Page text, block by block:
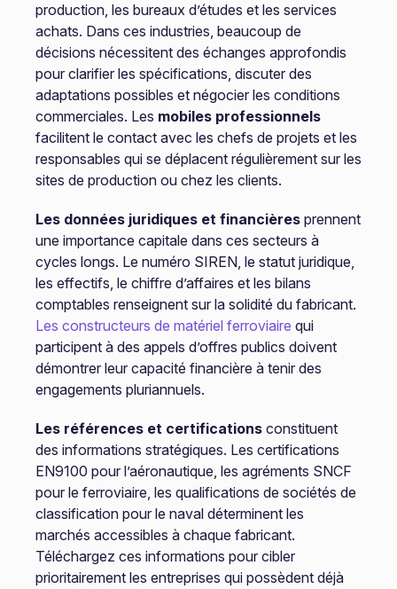
production, les bureaux d’études et les services
achats. Dans ces industries, beaucoup de
décisions nécessitent des échanges approfondis
pour clarifier les spécifications, discuter des
adaptations possibles et négocier les conditions
commerciales. Les mobiles professionnels
facilitent le contact avec les chefs de projets et les
responsables qui se déplacent régulièrement sur les
sites de production ou chez les clients.
Les données juridiques et financièresprennent
une importance capitale dans ces secteurs à
cycles longs. Le numéro SIREN, le statut juridique,
les effectifs, le chiffre d’affaires et les bilans
comptables renseignent sur la solidité du fabricant.
Les constructeurs de matériel ferroviaire qui
participent à des appels d’offres publics doivent
démontrer leur capacité financière à tenir des
engagements pluriannuels.
Les références et certificationsconstituent
des informations stratégiques. Les certifications
EN9100 pour l’aéronautique, les agréments SNCF
pour le ferroviaire, les qualifications de sociétés de
classification pour le naval déterminent les
marchés accessibles à chaque fabricant.
Téléchargez ces informations pour cibler
prioritairement les entreprises qui possèdent déjà